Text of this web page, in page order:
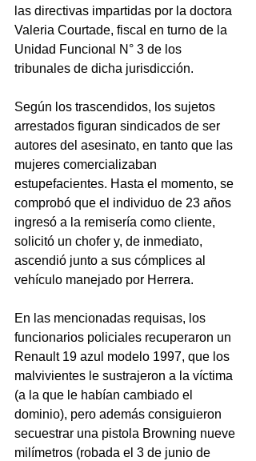
las directivas impartidas por la doctora
Valeria Courtade, fiscal en turno de la
Unidad Funcional N° 3 de los
tribunales de dicha jurisdicción.
Según los trascendidos, los sujetos
arrestados figuran sindicados de ser
autores del asesinato, en tanto que las
mujeres comercializaban
estupefacientes. Hasta el momento, se
comprobó que el individuo de 23 años
ingresó a la remisería como cliente,
solicitó un chofer y, de inmediato,
ascendió junto a sus cómplices al
vehículo manejado por Herrera.
En las mencionadas requisas, los
funcionarios policiales recuperaron un
Renault 19 azul modelo 1997, que los
malvivientes le sustrajeron a la víctima
(a la que le habían cambiado el
dominio), pero además consiguieron
secuestrar una pistola Browning nueve
milímetros (robada el 3 de junio de